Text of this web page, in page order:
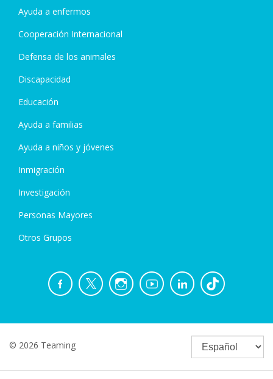
Ayuda a enfermos
Cooperación Internacional
Defensa de los animales
Discapacidad
Educación
Ayuda a familias
Ayuda a niños y jóvenes
Inmigración
Investigación
Personas Mayores
Otros Grupos
© 2026 Teaming